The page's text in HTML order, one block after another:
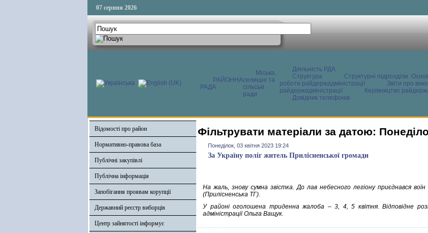
07 серпня 2026
РАЙОННА
РАДА
Міська,
селищні та
сільські
ради
Діяльність РДА
Структура
Структурні підрозділи.
роботи райдержадміністрації
Звіти про
райдержадміністрації
Керівництво
Довідник телефонів
Відомості про район
Нормативно-правова база
Публічні закупівлі
Публічна інформація
Запобігання проявам корупції
Державний реєстр виборців
Центр зайнятості інформує
Фільтрувати матеріали за датою:
Понеділок, 03 квітня 2023 19:24
За Україну поліг житель Прилісненської громади
На жаль, знову сумна звістка. До лав небесного легіону приєднався
(Прилісненська ТГ).
У районі оголошена триденна жалоба – 3, 4, 5 квітня. Відповідне
адміністрації Ольга Ващук.